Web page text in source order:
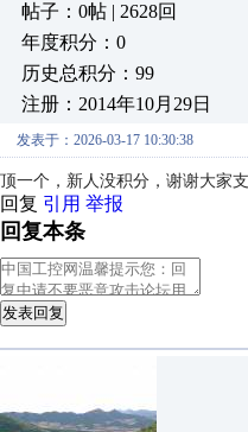
帖子：0帖 | 2628回
年度积分：0
历史总积分：99
注册：2014年10月29日
发表于：2026-03-17 10:30:38
顶一个，新人没积分，谢谢大家
回复 引用 举报
回复本条
发表回复